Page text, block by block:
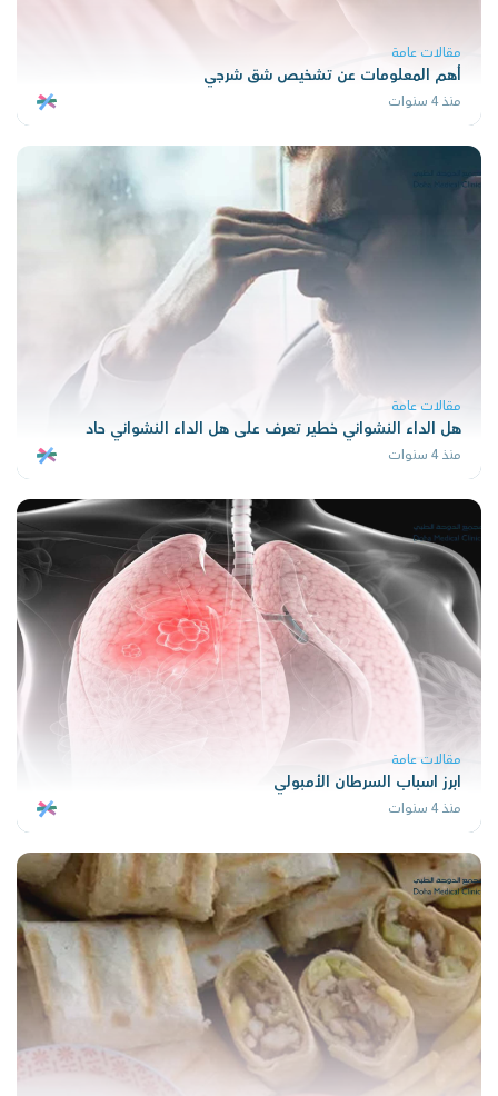
مقالات عامة
أهم المعلومات عن تشخيص شق شرجي
منذ 4 سنوات
مقالات عامة
هل الداء النشواني خطير تعرف على هل الداء النشواني حاد
منذ 4 سنوات
مقالات عامة
ابرز اسباب السرطان الأمبولي
منذ 4 سنوات